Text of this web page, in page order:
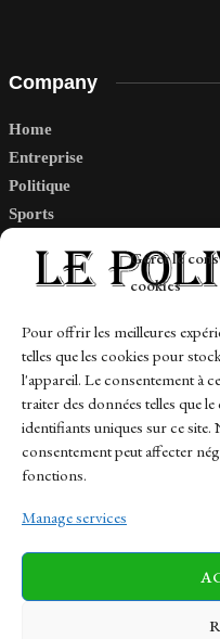
Gérer le
cookies
Pour offrir les meilleures
telles que les cookies pour
l'appareil. Le consentement à
traiter des données telles que
identifiants uniques sur ce
consentement peut affecter
fonctions.
Manage services
Company
Home
Entreprise
Politique
Sports
Links
Contact
Sitemap
News
Business Tech